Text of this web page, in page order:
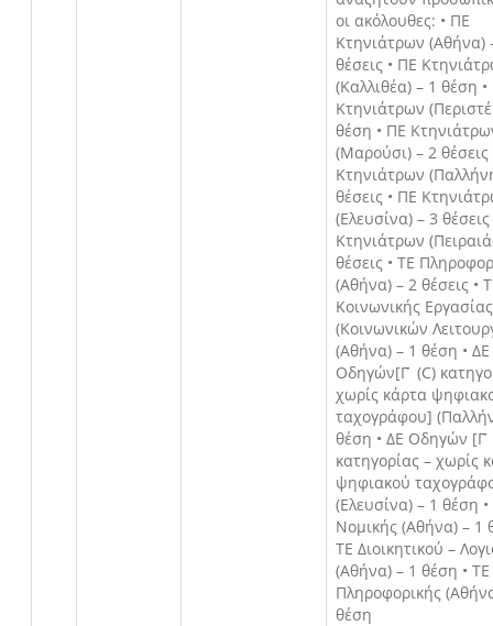
οι ακόλουθες: • ΠΕ
Κτηνιάτρων (Αθήνα)
θέσεις • ΠΕ
(Καλλιθέα) – 1 θέση
Κτηνιάτρων
θέση • ΠΕ
(Μαρούσι) – 2 θέσεις
Κτηνιάτρων
θέσεις • ΠΕ
(Ελευσίνα) – 3
Κτηνιάτρων
θέσεις • ΤΕ
(Αθήνα) – 2 θέσεις •
Κοινωνικής Εργασίας
(Κοινωνικών
(Αθήνα) – 1 θέση • ΔΕ
Οδηγών[Γ ́ (C)
χωρίς κάρτα
ταχογράφου]
θέση • ΔΕ Οδηγών [Γ
κατηγορίας – χωρίς
ψηφιακού
(Ελευσίνα) – 1 θέση
Νομικής (Αθήνα) – 1
ΤΕ Διοικητικού –
(Αθήνα) – 1 θέση • ΤΕ
Πληροφορικής
θέση